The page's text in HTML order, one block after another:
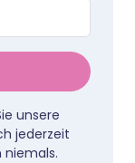
unsere
jederzeit
niemals.